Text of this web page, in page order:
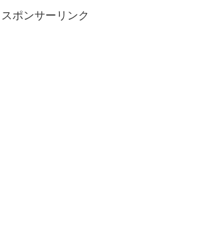
スポンサーリンク